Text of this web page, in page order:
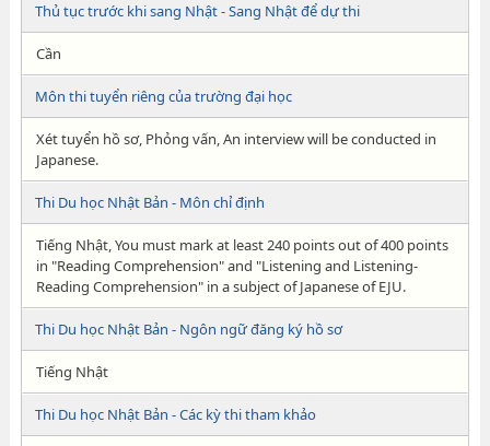
Thủ tục trước khi sang Nhật - Sang Nhật để dự thi
Cần
Môn thi tuyển riêng của trường đại học
Xét tuyển hồ sơ, Phỏng vấn, An interview will be conducted in
Japanese.
Thi Du học Nhật Bản - Môn chỉ định
Tiếng Nhật, You must mark at least 240 points out of 400 points
in "Reading Comprehension" and "Listening and Listening-
Reading Comprehension" in a subject of Japanese of EJU.
Thi Du học Nhật Bản - Ngôn ngữ đăng ký hồ sơ
Tiếng Nhật
Thi Du học Nhật Bản - Các kỳ thi tham khảo